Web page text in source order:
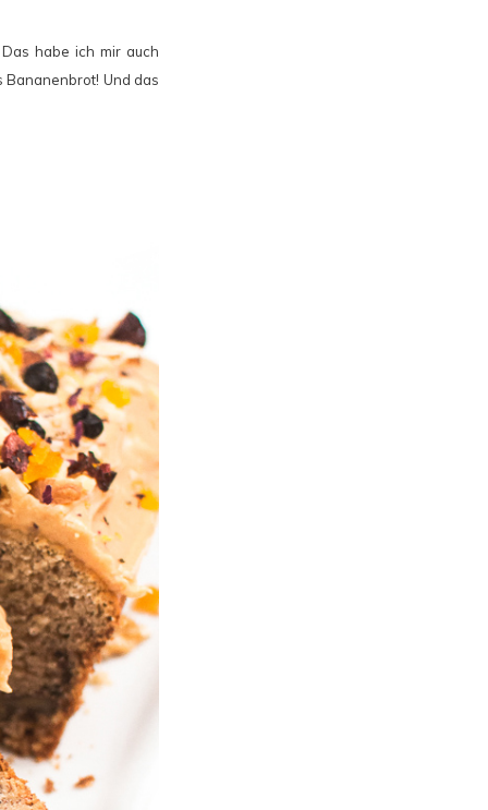
habe ich mir auch
Bananenbrot! Und das